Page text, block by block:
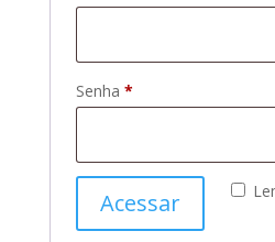
Senha *Obrigatório
Acessar